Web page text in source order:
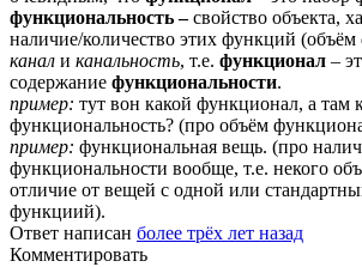
функциональность –свойство объекта,
наличие/количество этих функций
канал и канальность, т.е. функционал –
содержание функциональности.
пример: тут вон какой функционал, а там
функциональность? (про объём
пример: функциональная вещь. (про
функциональности вообще, т.е. некого
отличие от вещей с одной или
функциий).
Ответ написан более трёх лет назад
Комментировать